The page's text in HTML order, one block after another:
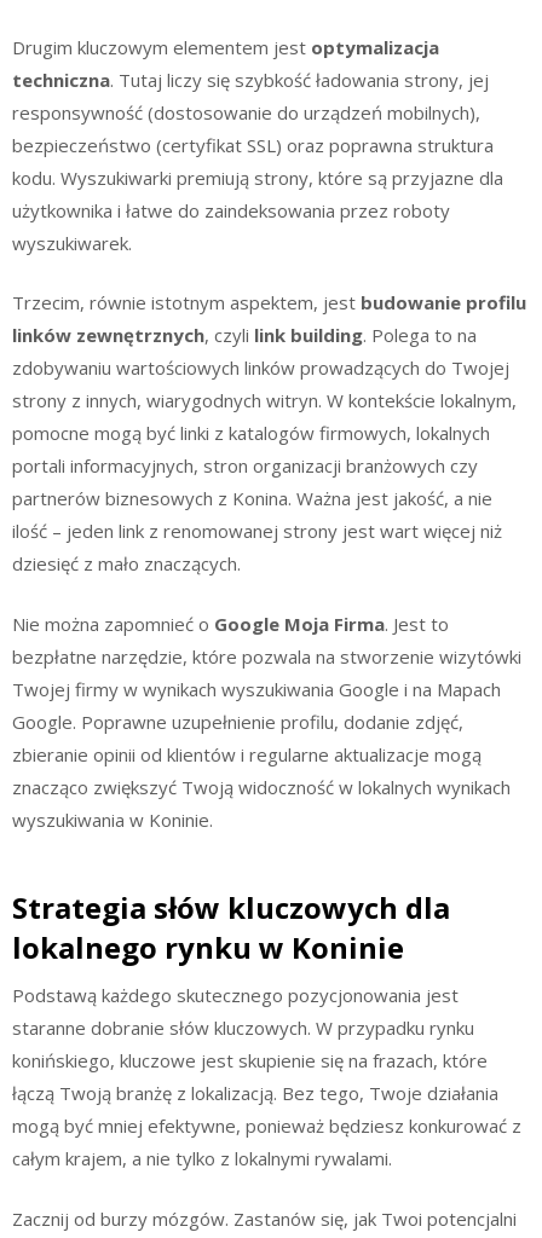
Drugim kluczowym elementem jest optymalizacja
techniczna. Tutaj liczy się szybkość ładowania strony, jej
responsywność (dostosowanie do urządzeń mobilnych),
bezpieczeństwo (certyfikat SSL) oraz poprawna struktura
kodu. Wyszukiwarki premiują strony, które są przyjazne dla
użytkownika i łatwe do zaindeksowania przez roboty
wyszukiwarek.
Trzecim, równie istotnym aspektem, jest budowanie profilu
linków zewnętrznych, czyli link building. Polega to na
zdobywaniu wartościowych linków prowadzących do Twojej
strony z innych, wiarygodnych witryn. W kontekście lokalnym,
pomocne mogą być linki z katalogów firmowych, lokalnych
portali informacyjnych, stron organizacji branżowych czy
partnerów biznesowych z Konina. Ważna jest jakość, a nie
ilość – jeden link z renomowanej strony jest wart więcej niż
dziesięć z mało znaczących.
Nie można zapomnieć o Google Moja Firma. Jest to
bezpłatne narzędzie, które pozwala na stworzenie wizytówki
Twojej firmy w wynikach wyszukiwania Google i na Mapach
Google. Poprawne uzupełnienie profilu, dodanie zdjęć,
zbieranie opinii od klientów i regularne aktualizacje mogą
znacząco zwiększyć Twoją widoczność w lokalnych wynikach
wyszukiwania w Koninie.
Strategia słów kluczowych dla
lokalnego rynku w Koninie
Podstawą każdego skutecznego pozycjonowania jest
staranne dobranie słów kluczowych. W przypadku rynku
konińskiego, kluczowe jest skupienie się na frazach, które
łączą Twoją branżę z lokalizacją. Bez tego, Twoje działania
mogą być mniej efektywne, ponieważ będziesz konkurować z
całym krajem, a nie tylko z lokalnymi rywalami.
Zacznij od burzy mózgów. Zastanów się, jak Twoi potencjalni